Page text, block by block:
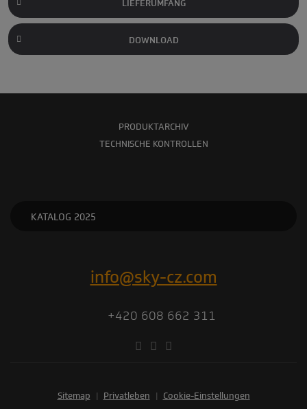
LIEFERUMFANG
DOWNLOAD
PRODUKTARCHIV
TECHNISCHE KONTROLLEN
KATALOG 2025
info@sky-cz.com
+420 608 662 311
Sitemap | Privatleben | Cookie-Einstellungen